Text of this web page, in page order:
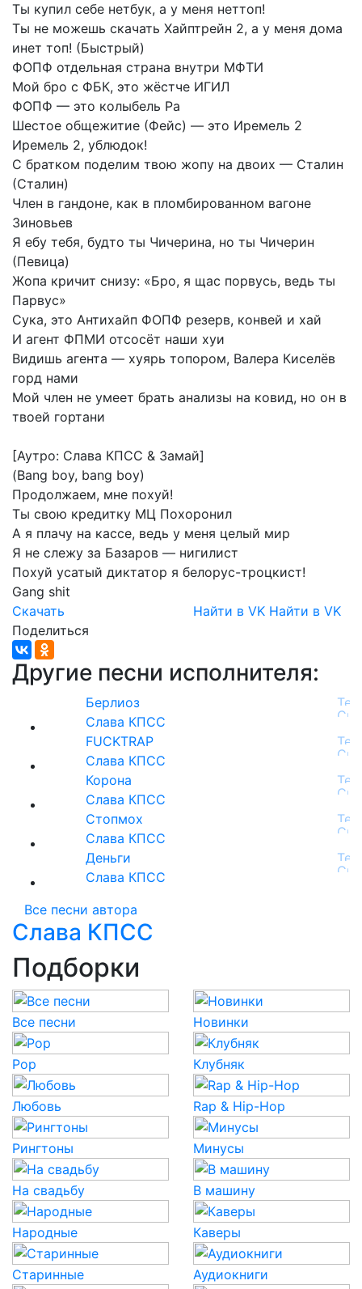
Ты купил себе нетбук, а у меня неттоп!
Ты не можешь скачать Хайптрейн 2, а у меня дома
инет топ! (Быстрый)
ФОПФ отдельная страна внутри МФТИ
Мой бро с ФБК, это жёстче ИГИЛ
ФОПФ — это колыбель Ра
Шестое общежитие (Фейс) — это Иремель 2
Иремель 2, ублюдок!
С братком поделим твою жопу на двоих — Сталин
(Сталин)
Член в гандоне, как в пломбированном вагоне
Зиновьев
Я ебу тебя, будто ты Чичерина, но ты Чичерин
(Певица)
Жопа кричит снизу: «Бро, я щас порвусь, ведь ты
Парвус»
Сука, это Антихайп ФОПФ резерв, конвей и хай
И агент ФПМИ отсосёт наши хуи
Видишь агента — хуярь топором, Валера Киселёв
горд нами
Мой член не умеет брать анализы на ковид, но он в
твоей гортани
[Аутро: Слава КПСС & Замай]
(Bang boy, bang boy)
Продолжаем, мне похуй!
Ты свою кредитку МЦ Похоронил
А я плачу на кассе, ведь у меня целый мир
Я не слежу за Базаров — нигилист
Похуй усатый диктатор я белорус-троцкист!
Gang shit
Скачать
Найти в VK Найти в VK
Поделиться
Другие песни исполнителя:
Берлиоз
Слава КПСС
FUCKTRAP
Слава КПСС
Корона
Слава КПСС
Стопмох
Слава КПСС
Деньги
Слава КПСС
Все песни автора
Слава КПСС
Подборки
Все песни Новинки
Pop Клубняк
Любовь Rap & Hip-Hop
Рингтоны Минусы
На свадьбу В машину
Народные Каверы
Старинные Аудиокниги